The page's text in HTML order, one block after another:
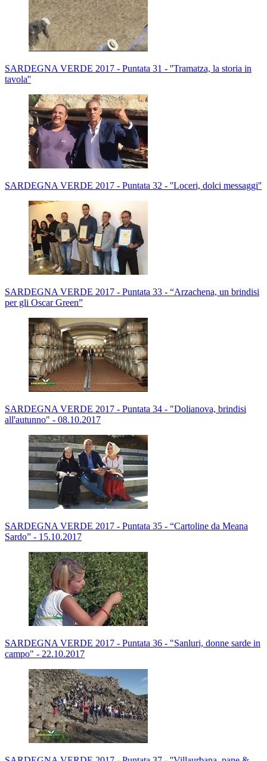
SARDEGNA VERDE 2017 - Puntata 31 - ''Tramatza, la storia in
tavola''
SARDEGNA VERDE 2017 - Puntata 32 - ''Loceri, dolci messaggi''
SARDEGNA VERDE 2017 - Puntata 33 - “Arzachena, un brindisi
per gli Oscar Green”
SARDEGNA VERDE 2017 - Puntata 34 - "Dolianova, brindisi
all'autunno" - 08.10.2017
SARDEGNA VERDE 2017 - Puntata 35 - “Cartoline da Meana
Sardo” - 15.10.2017
SARDEGNA VERDE 2017 - Puntata 36 - "Sanluri, donne sarde in
campo" - 22.10.2017